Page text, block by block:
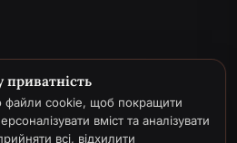
файли cookie, щоб покращити
вміст та аналізувати
всі, відхилити